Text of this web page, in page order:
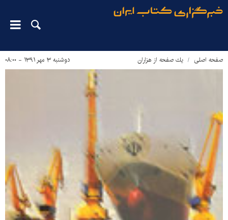
صفحه اصلی يك صفحه از هزاران دوشنبه ۳ مهر ۱۳۹۱ - ۰۸:۰۰